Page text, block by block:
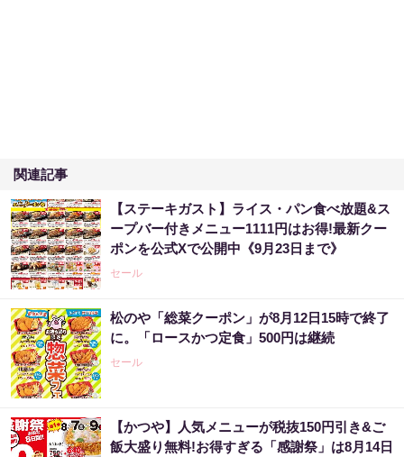
関連記事
【ステーキガスト】ライス・パン食べ放題&ス
ープバー付きメニュー1111円はお得!最新クー
ポンを公式Xで公開中《9月23日まで》
セール
松のや「総菜クーポン」が8月12日15時で終了
に。「ロースかつ定食」500円は継続
セール
【かつや】人気メニューが税抜150円引き&ご
飯大盛り無料!お得すぎる「感謝祭」は8月14日